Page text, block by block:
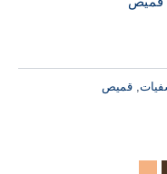
, قميص